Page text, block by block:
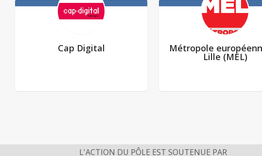
Cap Digital Métropole
Lille (MEL)
L'ACTION DU PÔLE EST SOUTENUE PAR